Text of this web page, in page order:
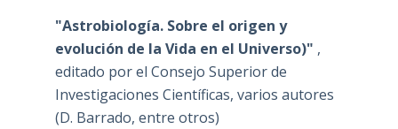
"Astrobiología. Sobre el origen y
evolución de la Vida en el Universo)" ,
editado por el Consejo Superior de
Investigaciones Científicas, varios autores
(D. Barrado, entre otros)